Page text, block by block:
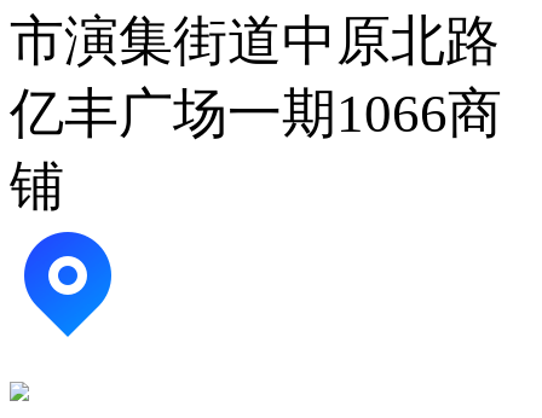
市演集街道中原北路
亿丰广场一期1066商
铺